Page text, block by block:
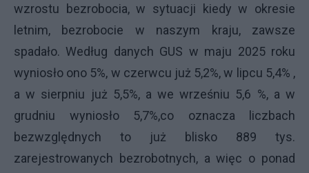
wzrostu bezrobocia, w sytuacji kiedy w okresie
letnim, bezrobocie w naszym kraju, zawsze
spadało. Według danych GUS w maju 2025 roku
wyniosło ono 5%, w czerwcu już 5,2%, w lipcu 5,4% ,
a w sierpniu już 5,5%, a we wrześniu 5,6 %, a w
grudniu wyniosło 5,7%,co oznacza liczbach
bezwzględnych to już blisko 889 tys.
zarejestrowanych bezrobotnych, a więc o ponad